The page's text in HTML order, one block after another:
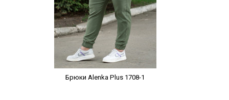
Брюки Alenka Plus 1708-1